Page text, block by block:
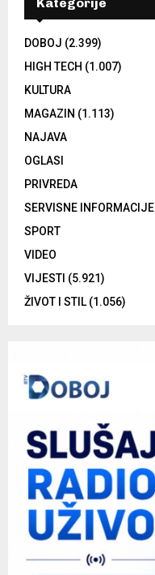
Kategorije
DOBOJ (2.399)
HIGH TECH (1.007)
KULTURA
MAGAZIN (1.113)
NAJAVA
OGLASI
PRIVREDA
SERVISNE INFORMACIJE
SPORT
VIDEO
VIJESTI (5.921)
ŽIVOT I STIL(1.056)